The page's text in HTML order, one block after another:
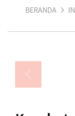
BERANDA